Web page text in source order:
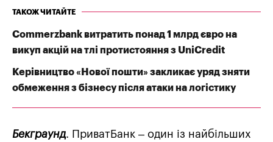
ТАКОЖ ЧИТАЙТЕ
Commerzbank витратить понад 1 млрд євро на
викуп акцій на тлі протистояння з UniCredit
Керівництво «Нової пошти» закликає уряд зняти
обмеження з бізнесу після атаки на логістику
Бекграунд. ПриватБанк – один із найбільших